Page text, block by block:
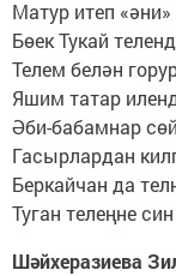
Матур итеп
Бөек Тукай
Телем белән
Яшим татар
Әби-бабамнар
Гасырлардан
Беркайчан да
Туган телеңне
Шәйхеразиева